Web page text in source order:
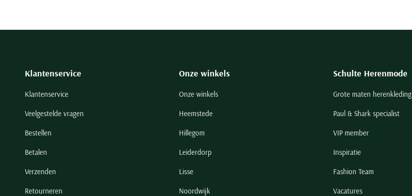
Klantenservice
Klantenservice
Veelgestelde vragen
Bestellen
Betalen
Verzenden
Retourneren
Onze winkels
Onze winkels
Heemstede
Hillegom
Leiderdorp
Lisse
Noordwijk
Schulte Herenmode
Grote maten herenkleding
Paul & Shark specialist
VIP member
Inspiratie
Fashion Team
Vacatures